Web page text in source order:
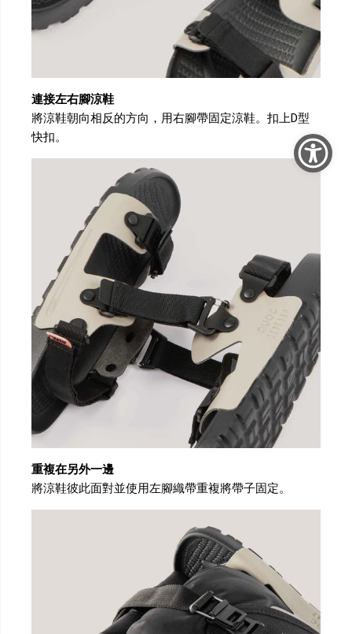
連接左右腳涼鞋
將涼鞋朝向相反的方向，用右腳帶固定涼鞋。扣上D型
快扣。
重複在另外一邊
將涼鞋彼此面對並使用左腳織帶重複將帶子固定。